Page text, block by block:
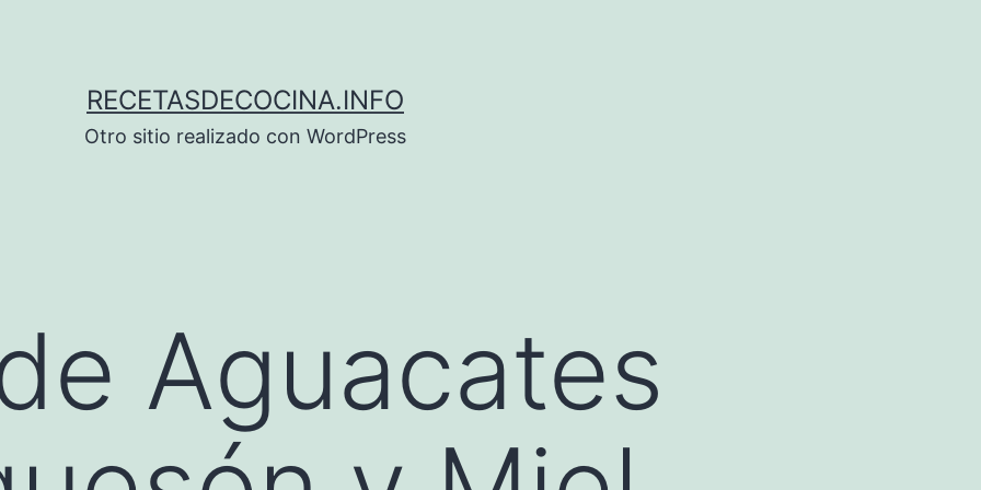
RECETASDECOCINA.INFO
Otro sitio realizado con WordPress
Aguacates